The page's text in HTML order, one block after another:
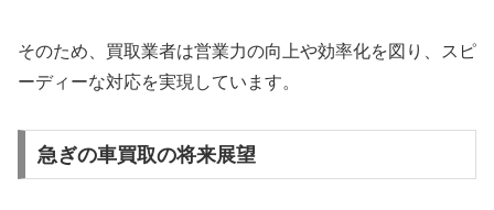
そのため、買取業者は営業力の向上や効率化を図り、スピ
ーディーな対応を実現しています。
急ぎの車買取の将来展望